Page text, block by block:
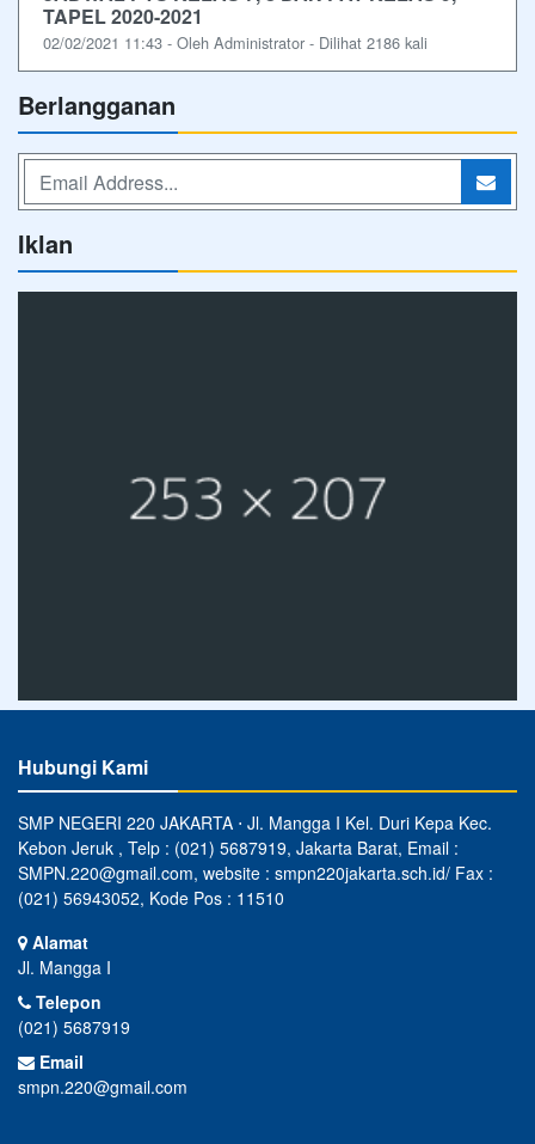
TAPEL 2020-2021
02/02/2021 11:43 - Oleh Administrator - Dilihat 2186 kali
Berlangganan
Iklan
Hubungi Kami
SMP NEGERI 220 JAKARTA ⋅ Jl. Mangga I Kel. Duri Kepa Kec.
Kebon Jeruk , Telp : (021) 5687919, Jakarta Barat, Email :
SMPN.220@gmail.com, website : smpn220jakarta.sch.id/ Fax :
(021) 56943052, Kode Pos : 11510
Alamat
Jl. Mangga I
Telepon
(021) 5687919
Email
smpn.220@gmail.com